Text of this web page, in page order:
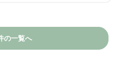
の一覧へ